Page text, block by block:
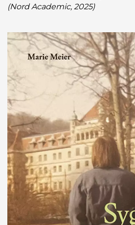
(Nord Academic, 2025)